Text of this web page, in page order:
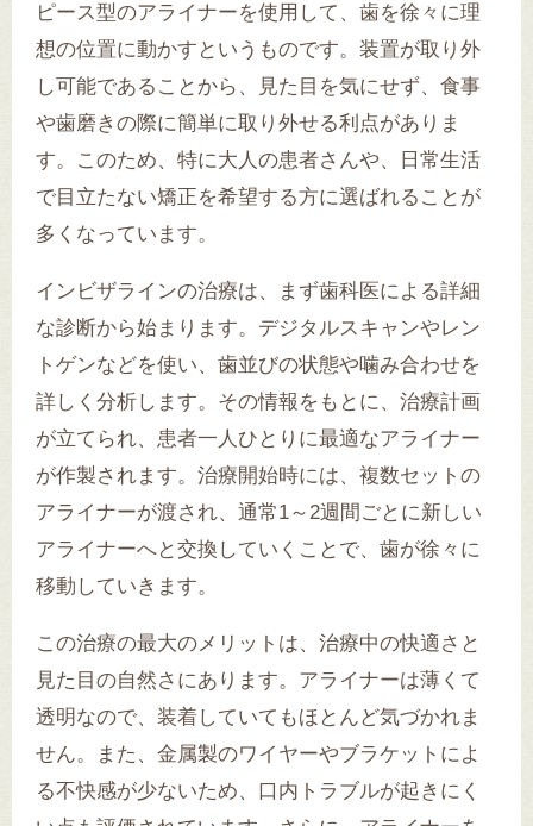
ピース型のアライナーを使用して、歯を徐々に理
想の位置に動かすというものです。装置が取り外
し可能であることから、見た目を気にせず、食事
や歯磨きの際に簡単に取り外せる利点がありま
す。このため、特に大人の患者さんや、日常生活
で目立たない矯正を希望する方に選ばれることが
多くなっています。
インビザラインの治療は、まず歯科医による詳細
な診断から始まります。デジタルスキャンやレン
トゲンなどを使い、歯並びの状態や噛み合わせを
詳しく分析します。その情報をもとに、治療計画
が立てられ、患者一人ひとりに最適なアライナー
が作製されます。治療開始時には、複数セットの
アライナーが渡され、通常1～2週間ごとに新しい
アライナーへと交換していくことで、歯が徐々に
移動していきます。
この治療の最大のメリットは、治療中の快適さと
見た目の自然さにあります。アライナーは薄くて
透明なので、装着していてもほとんど気づかれま
せん。また、金属製のワイヤーやブラケットによ
る不快感が少ないため、口内トラブルが起きにく